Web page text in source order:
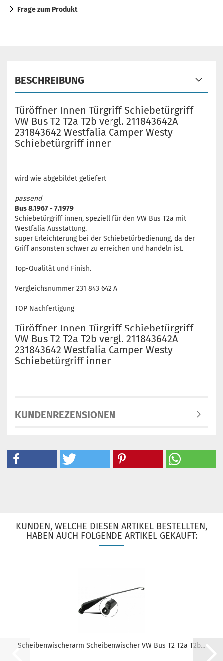
Frage zum Produkt
BESCHREIBUNG
Türöffner Innen Türgriff Schiebetürgriff
VW Bus T2 T2a T2b vergl. 211843642A
231843642 Westfalia Camper Westy
Schiebetürgriff innen
wird wie abgebildet geliefert
passend
Bus 8.1967 - 7.1979
Schiebetürgriff innen, speziell für den VW Bus T2a mit
Westfalia Ausstattung.
super Erleichterung bei der Schiebetürbedienung, da der
Griff ansonsten schwer zu erreichen und handeln ist.
Top-Qualität und Finish.
Vergleichsnummer 231 843 642 A
TOP Nachfertigung
Türöffner Innen Türgriff Schiebetürgriff
VW Bus T2 T2a T2b vergl. 211843642A
231843642 Westfalia Camper Westy
Schiebetürgriff innen
KUNDENREZENSIONEN
KUNDEN, WELCHE DIESEN ARTIKEL BESTELLTEN,
HABEN AUCH FOLGENDE ARTIKEL GEKAUFT:
Scheibenwischerarm Scheibenwischer VW Bus T2 T2a T2b...